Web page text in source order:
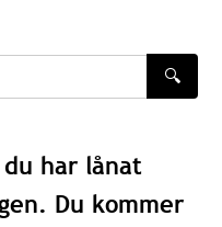
🔍
har lånat
Du kommer